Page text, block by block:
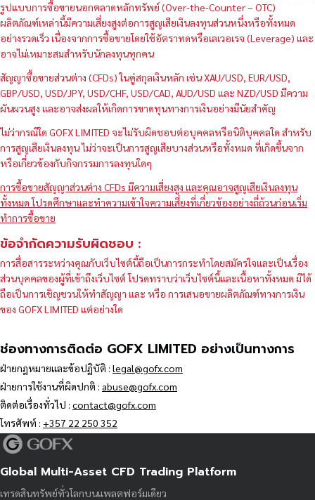
รูปแบบการซื้อขายนอกตลาดหลักทรัพย์ (Over-the-Counter – OTC)
ผลิตภัณฑ์เหล่านี้มีความเสี่ยงสูงต่อการสูญเสียเงินลงทุนส่วนหนึ่งหรือทั้งหมด
อย่างรวดเร็ว เนื่องจากการซื้อขายโดยใช้อัตราทดหรือเลเวอเรจ (Leverage) และ
อาจไม่เหมาะสมสำหรับนักลงทุนทุกคน
สัญญาซื้อขายส่วนต่าง (CFDs) ในคู่สกุลเงินหลัก เช่น XAU/USD, EUR/USD,
GBP/USD, USD/JPY, USD/CHF, USD/CAD, AUD/USD และ NZD/USD มีความ
ผันผวนสูง และอาจส่งผลให้เกิดการขาดทุนทางการเงินอย่างมีนัยสำคัญ
ไม่ว่ากรณีใด GOFX LIMITED จะไม่รับผิดชอบต่อบุคคลหรือนิติบุคคลใด สำหรับ
การสูญเสียเงินลงทุน ไม่ว่าจะเป็นการสูญเสียบางส่วนหรือทั้งหมด ที่เกิดขึ้นจาก
หรือเกี่ยวข้องกับกิจกรรมการลงทุนใดๆ
การซื้อขายสัญญาส่วนต่าง CFDs มีความเสี่ยงสูง และคุณอาจสูญเสียเงินลงทุน
ทั้งหมด โปรดศึกษาและทำความเข้าใจความเสี่ยงที่เกี่ยวข้องอย่างถี่ถ้วนก่อนเริ่ม
ทำการซื้อขาย
ข้อจำกัดความรับผิดชอบ :
การสื่อสารระหว่างคุณกับเว็บไซต์นี้ถือเป็นการกระทำโดยสมัครใจและเป็นเรื่อง
ส่วนบุคคลของผู้ที่เข้าถึงเว็บไซต์ โปรดทราบว่าเว็บไซต์นี้และเนื้อหาทั้งหมด มิได้
ถือเป็นการเชิญชวนให้ทำสัญญา และ หรือ การเสนอขายผลิตภัณฑ์ทางการเงิน
ของ GOFX LIMITED แต่อย่างใด
ช่องทางการติดต่อ GOFX LIMITED อย่างเป็นทางการ
ฝ่ายกฎหมายและข้อปฏิบัติ : legal@gofx.com
ฝ่ายการใช้งานที่ผิดปกติ : abuse@gofx.com
ติดต่อเรื่องทั่วไป : contact@gofx.com
โทรศัพท์ : +357 22 250 352
Global Multi-Asset CFD Trading Platform
เทรดสินทรัพย์ทั่วโลกบนแพลตฟอร์มเดียว